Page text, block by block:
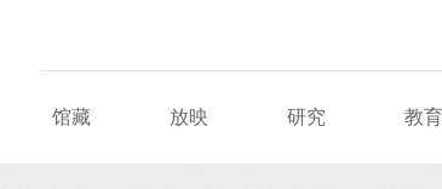
馆藏 放映 研究 教育